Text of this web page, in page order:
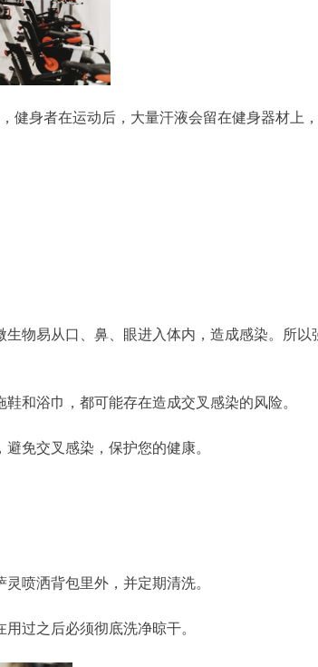
健身者在运动后，大量汗液会留在健身器材上
物易从口、鼻、眼进入体内，造成感染。所以
和浴巾，都可能存在造成交叉感染的风险。
免交叉感染，保护您的健康。
喷洒背包里外，并定期清洗。
过之后必须彻底洗净晾干。